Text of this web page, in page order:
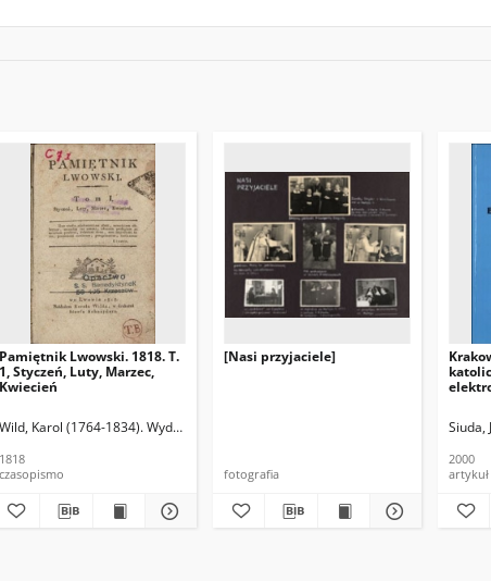
Józef (ca 1780-1853). Druk.
Pamiętnik Lwowski. 1818. T.
1, Styczeń, Luty, Marzec,
Kwiecień
Wild, Karol (1764-1834). Wydaw.
1818
czasopismo
[Nasi przyjaciele]
fotografia
Siuda,
2000